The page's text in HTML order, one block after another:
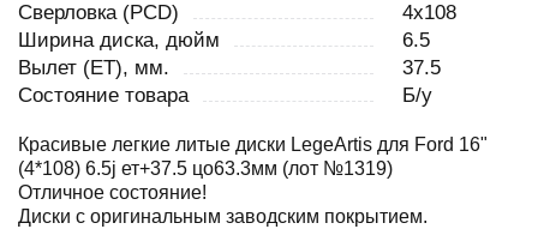
Сверловка (PCD)
4x108
Ширина диска, дюйм
6.5
Вылет (ET), мм.
37.5
Состояние товара
Б/у
Красивые легкие литые диски LegeArtis для Ford 16"
(4*108) 6.5j ет+37.5 цо63.3мм (лот №1319)
Отличное состояние!
Диски с оригинальным заводским покрытием.